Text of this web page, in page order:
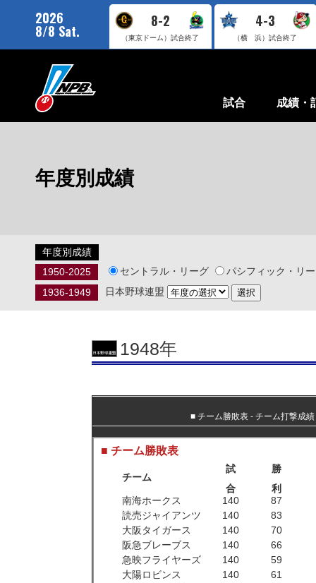
2026
8/8 Sat.
8-2
（東京ドーム）試合終了
4-3
（横 浜）試合終了
試合 成績・
年度別成績
年度別成績
1950-2025
セントラル・リーグ
パシフィック・リ
1936-1949
日本野球連盟
1948年
■ チーム勝敗表 ‐ チーム打撃成績
■ チーム勝敗表
チーム
試
合
勝
利
南海ホークス
140
87
読売ジャイアンツ
140
83
大阪タイガース
140
70
阪急ブレーブス
140
66
急映フライヤーズ
140
59
大陽ロビンス
140
61